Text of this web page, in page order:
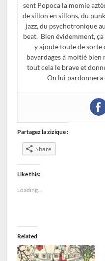
sent Popoca la momie
de sillon en sillons, du
jazz, du psychotronique
beat. Bien évidemment,
y ajoute toute de sorte
bavardages à moitié
tout cela le brave et
On lui pardonnera
Partagez la zizique :
Share
Like this:
Loading...
Related